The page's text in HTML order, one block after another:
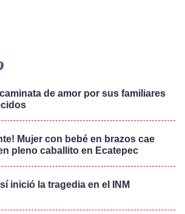
de amor por sus familiares
Mujer con bebé en brazos cae
pleno caballito en Ecatepec
inició la tragedia en el INM